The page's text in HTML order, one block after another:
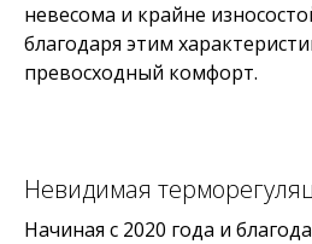
невесома и крайне
благодаря этим
превосходный комфорт.
Невидимая
Начиная с 2020 года и